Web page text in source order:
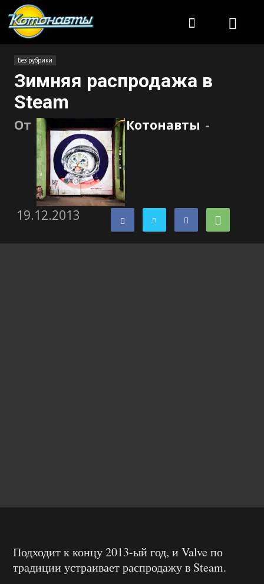
Без рубрики
Зимняя распродажа в
Steam
От Котонавты -
19.12.2013
Подходит к концу 2013-ый год, и Valve по
традиции устраивает распродажу в Steam.